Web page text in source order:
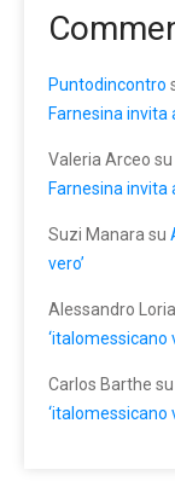
Puntodincontro
Farnesina
Valeria Arceo su
Farnesina
Suzi Manara su
vero’
Alessandro Loria
‘italomessicano
Carlos Barthe su
‘italomessicano